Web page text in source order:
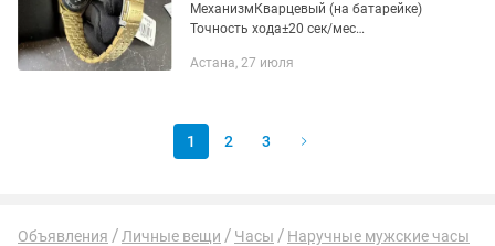
МеханизмКварцевый (на батарейке)
Точность хода±20 сек/мес
покрытием (Ion Plating)
Астана, 27 июля
1 2 3
Объявления Личные вещи Часы Наручные мужские часы